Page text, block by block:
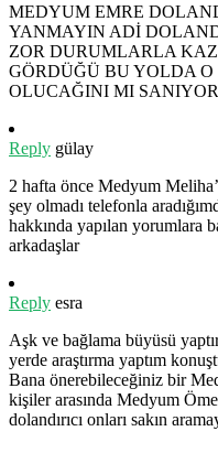
MEDYUM EMRE
YANMAYIN ADİ
ZOR DURUMLARLA
GÖRDÜĞÜ BU YOLDA
OLUCAĞINI MI
Reply gülay
2 hafta önce Medyum
şey olmadı telefonla
hakkında yapılan yorumlara
arkadaşlar
Reply esra
Aşk ve bağlama büyüsü
yerde araştırma yaptım
Bana önerebileceğiniz bir
kişiler arasında Medyum
dolandırıcı onları sakın